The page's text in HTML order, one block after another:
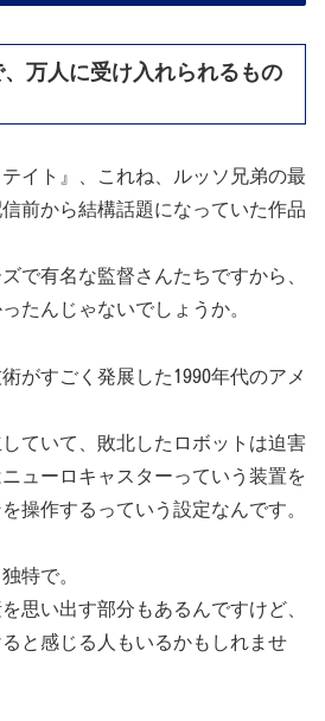
万人に受け入れられるもの
テイト』、これね、ルッソ兄弟の最
前から結構話題になっていた作品
で有名な監督さんたちですから、
たんじゃないでしょうか。
がすごく発展した1990年代のアメ
ていて、敗北したロボットは迫害
ューロキャスターっていう装置を
操作するっていう設定なんです。
特で。
思い出す部分もあるんですけど、
と感じる人もいるかもしれませ